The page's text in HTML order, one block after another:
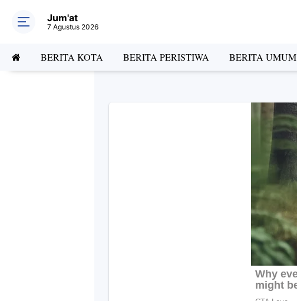
Jum'at
7 Agustus 2026
BERITA KOTA BERITA PERISTIWA BERITA UMUM